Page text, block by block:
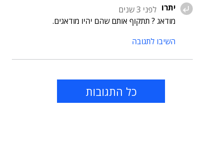
יתרו לפני 3 שנים
מודאג ? תתקוף אותם שהם יהיו מודאגים.
השיבו לתגובה
כל התגובות